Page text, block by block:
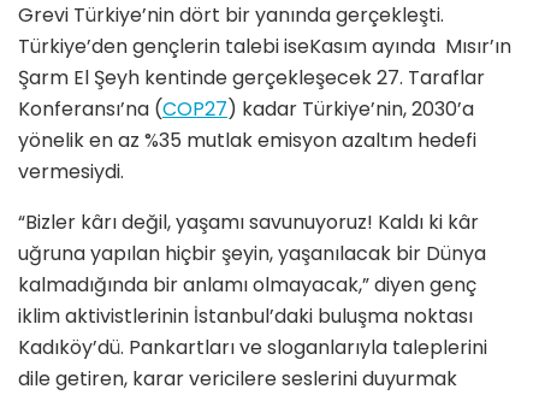
Grevi Türkiye’nin dört bir yanında gerçekleşti.
Türkiye’den gençlerin talebi iseKasım ayında Mısır’ın
Şarm El Şeyh kentinde gerçekleşecek 27. Taraflar
Konferansı’na (COP27) kadar Türkiye’nin, 2030’a
yönelik en az %35 mutlak emisyon azaltım hedefi
vermesiydi.
“Bizler kârı değil, yaşamı savunuyoruz! Kaldı ki kâr
uğruna yapılan hiçbir şeyin, yaşanılacak bir Dünya
kalmadığında bir anlamı olmayacak,” diyen genç
iklim aktivistlerinin İstanbul’daki buluşma noktası
Kadıköy’dü. Pankartları ve sloganlarıyla taleplerini
dile getiren, karar vericilere seslerini duyurmak